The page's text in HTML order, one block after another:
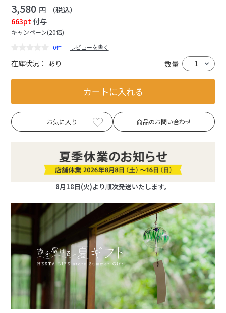
3,580 円
（税込）
663pt 付与
キャンペーン(20倍)
0件 レビューを書く
在庫状況： あり 数量
カートに入れる
お気に入り 商品のお問い合わせ
8月18日(火)より順次発送いたします。